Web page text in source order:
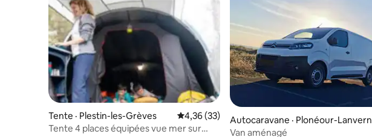
Tente · Plestin-les-Grèves Note moyenne de 4,36 sur 5, 33 commentaires
4,36 (33)
Tente 4 places équipées vue mer sur
Autocaravane · Plonéour-Lanvern
Van aménagé